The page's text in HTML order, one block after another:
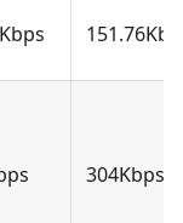
304Kbps